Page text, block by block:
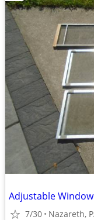
Adjustable
7/30 Nazareth,